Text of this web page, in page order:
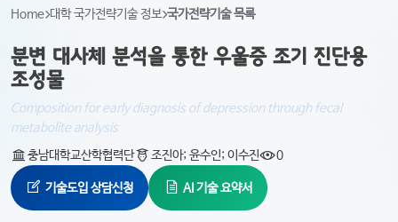
Home 대학 국가전략기술 정보 국가전략기술 목록
분변 대사체 분석을 통한 우울증 조기 진단용
조성물
Composition for early diagnosis of depression through fecal
metabolite analysis
충남대학교산학협력단
조진아; 윤수인; 이수진 0
기술도입 상담신청 AI 기술 요약서